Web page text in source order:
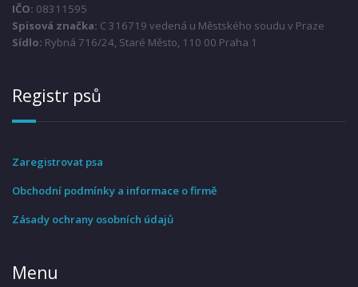
IČO: 08311595
Spisová značka: C 316719 vedená u Městského soudu v Praze
Sídlo: Rybná 716/24, Staré Město, 110 00 Praha 1
Registr psů
Zaregistrovat psa
Obchodní podmínky a informace o firmě
Zásady ochrany osobních údajů
Menu